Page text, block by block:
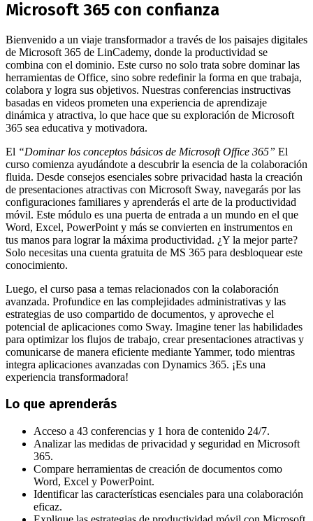
Microsoft 365 con confianza
Bienvenido a un viaje transformador a través de los paisajes digitales
de Microsoft 365 de LinCademy, donde la productividad se
combina con el dominio. Este curso no solo trata sobre dominar las
herramientas de Office, sino sobre redefinir la forma en que trabaja,
colabora y logra sus objetivos. Nuestras conferencias instructivas
basadas en videos prometen una experiencia de aprendizaje
dinámica y atractiva, lo que hace que su exploración de Microsoft
365 sea educativa y motivadora.
El “Dominar los conceptos básicos de Microsoft Office 365” El
curso comienza ayudándote a descubrir la esencia de la colaboración
fluida. Desde consejos esenciales sobre privacidad hasta la creación
de presentaciones atractivas con Microsoft Sway, navegarás por las
configuraciones familiares y aprenderás el arte de la productividad
móvil. Este módulo es una puerta de entrada a un mundo en el que
Word, Excel, PowerPoint y más se convierten en instrumentos en
tus manos para lograr la máxima productividad. ¿Y la mejor parte?
Solo necesitas una cuenta gratuita de MS 365 para desbloquear este
conocimiento.
Luego, el curso pasa a temas relacionados con la colaboración
avanzada. Profundice en las complejidades administrativas y las
estrategias de uso compartido de documentos, y aproveche el
potencial de aplicaciones como Sway. Imagine tener las habilidades
para optimizar los flujos de trabajo, crear presentaciones atractivas y
comunicarse de manera eficiente mediante Yammer, todo mientras
integra aplicaciones avanzadas con Dynamics 365. ¡Es una
experiencia transformadora!
Lo que aprenderás
Acceso a 43 conferencias y 1 hora de contenido 24/7.
Analizar las medidas de privacidad y seguridad en Microsoft
365.
Compare herramientas de creación de documentos como
Word, Excel y PowerPoint.
Identificar las características esenciales para una colaboración
eficaz.